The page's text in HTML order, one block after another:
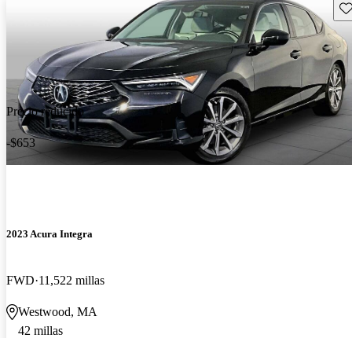
Precio reducido
-$653
2023 Acura Integra
FWD 11,522 millas
Westwood, MA
42 millas